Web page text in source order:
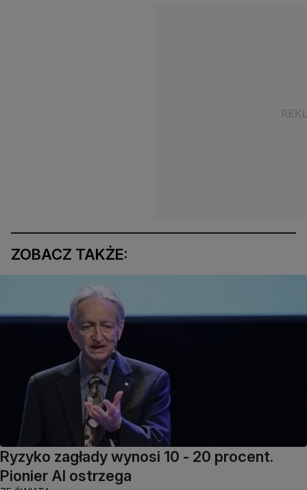
ZOBACZ TAKŻE:
Ryzyko zagłady wynosi 10 - 20 procent.
Pionier AI ostrzega